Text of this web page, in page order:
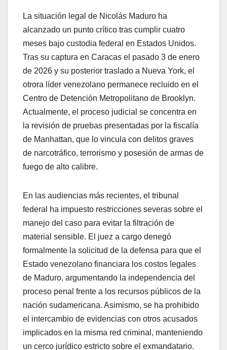
​La situación legal de Nicolás Maduro ha
alcanzado un punto crítico tras cumplir cuatro
meses bajo custodia federal en Estados Unidos.
Tras su captura en Caracas el pasado 3 de enero
de 2026 y su posterior traslado a Nueva York, el
otrora líder venezolano permanece recluido en el
Centro de Detención Metropolitano de Brooklyn.
Actualmente, el proceso judicial se concentra en
la revisión de pruebas presentadas por la fiscalía
de Manhattan, que lo vincula con delitos graves
de narcotráfico, terrorismo y posesión de armas de
fuego de alto calibre.
​En las audiencias más recientes, el tribunal
federal ha impuesto restricciones severas sobre el
manejo del caso para evitar la filtración de
material sensible. El juez a cargo denegó
formalmente la solicitud de la defensa para que el
Estado venezolano financiara los costos legales
de Maduro, argumentando la independencia del
proceso penal frente a los recursos públicos de la
nación sudamericana. Asimismo, se ha prohibido
el intercambio de evidencias con otros acusados
implicados en la misma red criminal, manteniendo
un cerco jurídico estricto sobre el exmandatario.